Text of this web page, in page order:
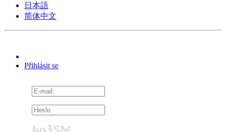
日本語
简体中文
Přihlásit se